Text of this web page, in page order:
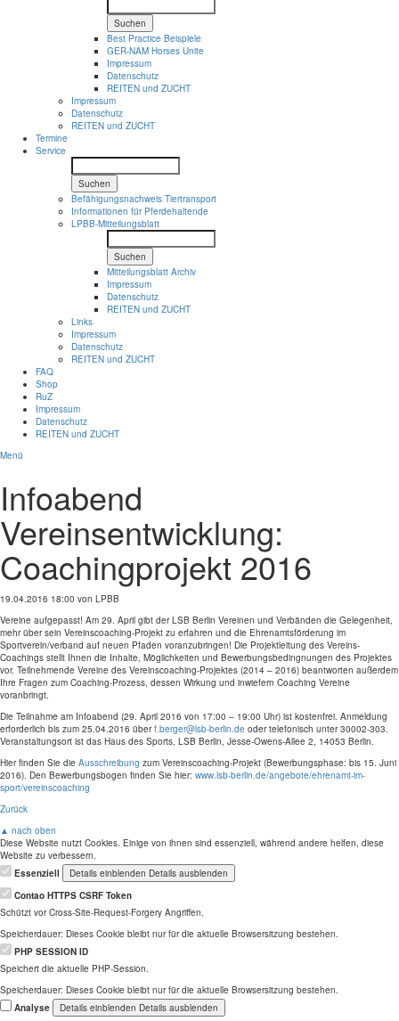
Suchen
Best Practice Beispiele
GER-NAM Horses Unite
Impressum
Datenschutz
REITEN und ZUCHT
Impressum
Datenschutz
REITEN und ZUCHT
Termine
Service
Suchen
Befähigungsnachweis Tiertransport
Informationen für Pferdehaltende
LPBB-Mitteilungsblatt
Suchen
Mitteilungsblatt Archiv
Impressum
Datenschutz
REITEN und ZUCHT
Links
Impressum
Datenschutz
REITEN und ZUCHT
FAQ
Shop
RuZ
Impressum
Datenschutz
REITEN und ZUCHT
Menü
Infoabend
Vereinsentwicklung:
Coachingprojekt 2016
19.04.2016 18:00 von LPBB
Vereine aufgepasst! Am 29. April gibt der LSB Berlin Vereinen und Verbänden die Gelegenheit,
mehr über sein Vereinscoaching-Projekt zu erfahren und die Ehrenamtsförderung im
Sportverein/verband auf neuen Pfaden voranzubringen! Die Projektleitung des Vereins-
Coachings stellt Ihnen die Inhalte, Möglichkeiten und Bewerbungsbedingnungen des Projektes
vor. Teilnehmende Vereine des Vereinscoaching-Projektes (2014 – 2016) beantworten außerdem
Ihre Fragen zum Coaching-Prozess, dessen Wirkung und inwiefern Coaching Vereine
voranbringt.
Die Teilnahme am Infoabend (29. April 2016 von 17:00 – 19:00 Uhr) ist kostenfrei. Anmeldung
erforderlich bis zum 25.04.2016 überf.berger@lsb-berlin.de oder telefonisch unter 30002-303.
Veranstaltungsort ist das Haus des Sports, LSB Berlin, Jesse-Owens-Allee 2, 14053 Berlin.
Hier finden Sie die Ausschreibung zum Vereinscoaching-Projekt (Bewerbungsphase: bis 15. Juni
2016). Den Bewerbungsbogen finden Sie hier: www.lsb-berlin.de/angebote/ehrenamt-im-
sport/vereinscoaching
Zurück
▲ nach oben
Diese Website nutzt Cookies. Einige von ihnen sind essenziell, während andere helfen, diese
Website zu verbessern.
Essenziell
Details einblenden Details ausblenden
Contao HTTPS CSRF Token
Schützt vor Cross-Site-Request-Forgery Angriffen.
Speicherdauer: Dieses Cookie bleibt nur für die aktuelle Browsersitzung bestehen.
PHP SESSION ID
Speichert die aktuelle PHP-Session.
Speicherdauer: Dieses Cookie bleibt nur für die aktuelle Browsersitzung bestehen.
Analyse
Details einblenden Details ausblenden